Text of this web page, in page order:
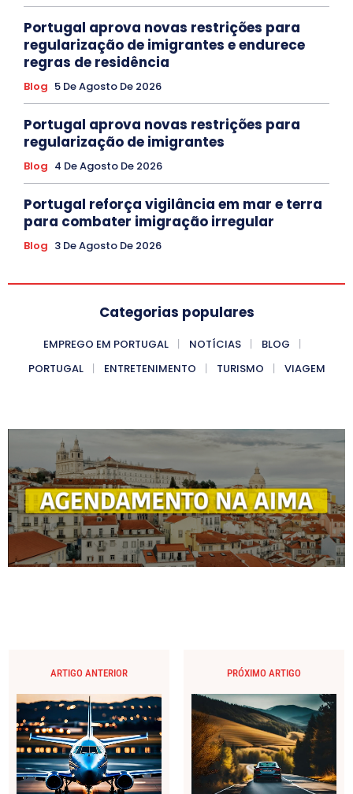
Portugal aprova novas restrições para
regularização de imigrantes e endurece
regras de residência
Blog 5 De Agosto De 2026
Portugal aprova novas restrições para
regularização de imigrantes
Blog 4 De Agosto De 2026
Portugal reforça vigilância em mar e terra
para combater imigração irregular
Blog 3 De Agosto De 2026
Categorias populares
EMPREGO EM PORTUGAL NOTÍCIAS
BLOG
PORTUGAL
ENTRETENIMENTO TURISMO VIAGEM
ARTIGO ANTERIOR PRÓXIMO ARTIGO